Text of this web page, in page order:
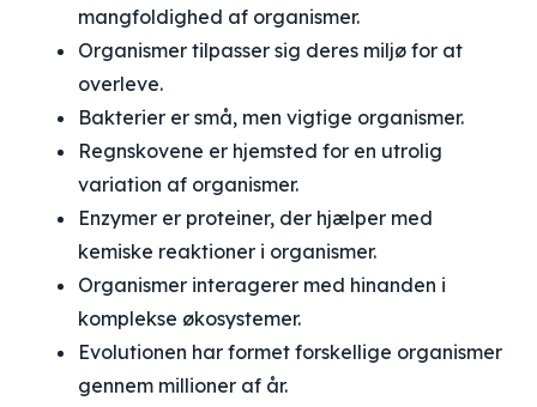
mangfoldighed af organismer.
Organismer tilpasser sig deres miljø for at
overleve.
Bakterier er små, men vigtige organismer.
Regnskovene er hjemsted for en utrolig
variation af organismer.
Enzymer er proteiner, der hjælper med
kemiske reaktioner i organismer.
Organismer interagerer med hinanden i
komplekse økosystemer.
Evolutionen har formet forskellige organismer
gennem millioner af år.